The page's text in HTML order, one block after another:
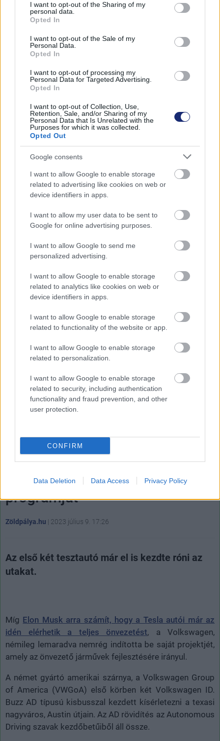
not limited to your visit or usage behaviour. You may click to
grant or deny consent to Google and its third-party tags to
use your data for below specified purposes in below Google
consent section.
I want to opt-out of the Sharing of my
personal data.
Opted In
I want to opt-out of the Sale of my
Personal Data.
Opted In
I want to opt-out of processing my
Personal Data for Targeted Advertising.
Opted In
I want to opt-out of Collection, Use,
Retention, Sale, and/or Sharing of my
Personal Data that Is Unrelated with the
Purposes for which it was collected.
Opted Out
Google consents
I want to allow Google to enable storage
related to advertising like cookies on web or
device identifiers in apps.
I want to allow my user data to be sent to
Google for online advertising purposes.
I want to allow Google to send me
personalized advertising.
I want to allow Google to enable storage
related to analytics like cookies on web or
device identifiers in apps.
I want to allow Google to enable storage
related to functionality of the website or app.
I want to allow Google to enable storage
related to personalization.
I want to allow Google to enable storage
related to security, including authentication
functionality and fraud prevention, and other
user protection.
CONFIRM
Data Deletion Data Access Privacy Policy
nem láthattuk.
Ha hihetünk Jacob Orth Las Vegas-i tartalomkészítőnek,
vadonatúj, 12 üléses, elektromos üzemű mikrobuszának
prototípusa látható. A rövid videón egy szokatlanul nagy
üvegfelülettel ellátott járművet láthatunk, ami a
futurisztikus kinézet ellenére is egy felismerhetően
buszra hasonlító személyszállító eszköz. Az sajnos nem
látható, hogy a padlózat alatt kerekeken érintkezik-e az
útfelülettel. Orth állítása szerint a mikrobuszt a Musk-
Leaked video of the secret Tesla van prototype
designed for Elon Musk's Vegas Loop, from
inside The Boring Company's Las Vegas
headquarterspic.twitter.com/A3A3XJ0UTx
Meg kell hagyni, a jármű tényleg hasonlít a The Boring
Company 2017-ben bemutatott korai, hasonló
hasznosítású, 12 személyes modelljére, de részükről
senki nem erősítette meg Orth információit.
A Volkswagen is elindította
saját önvezető autós
programját
Zöldpálya.hu | 2023 július 9. 17:26
Az első két tesztautó már el is kezdte róni az
utakat.
Míg Elon Musk arra számít, hogy a Tesla autói már az
idén elérhetik a teljes önvezetést, a Volkswagen,
némileg lemaradva nemrég indította be saját projektjét,
amely az önvezető járművek fejlesztésére irányul.
A német gyártó amerikai szárnya, a Volkswagen Group
of America (VWGoA) első körben két Volkswagen ID.
Buzz AD típusú kisbusszal kezdett kísérletezni a texasi
nagyváros, Austin útjain. Az AD rövidítés az Autonomous
Driving szavak kezdőbetűiből áll össze.